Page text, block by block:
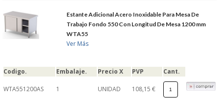
Estante Adicional Acero Inoxidable Para Mesa De
Trabajo Fondo 550 Con Longitud De Mesa 1200 mm
WTA55
Ver Más
Codigo. Embalaje. Precio X PVP Cant.
WTA551200AS 1 UNIDAD 108,15 €